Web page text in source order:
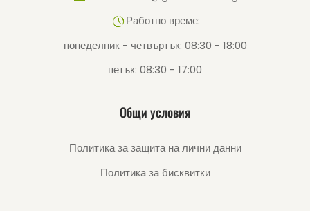
Работно време:
понеделник - четвъртък: 08:30 - 18:00
петък: 08:30 - 17:00
Общи условия
Политика за защита на лични данни
Политика за бисквитки